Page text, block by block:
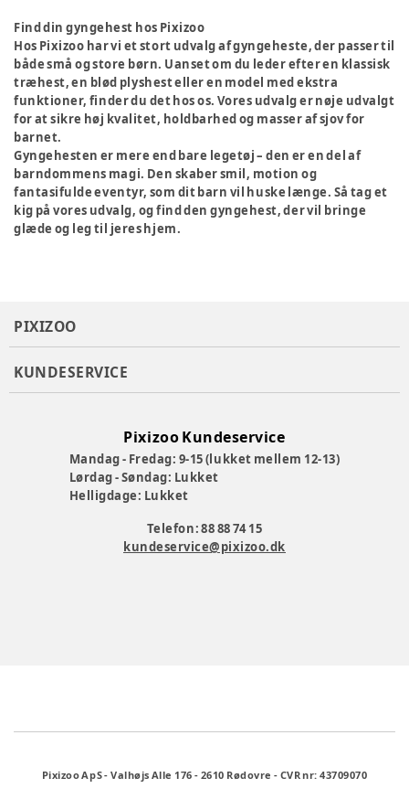
Find din gyngehest hos Pixizoo
Hos Pixizoo har vi et stort udvalg af gyngeheste, der passer til
både små og store børn. Uanset om du leder efter en klassisk
træhest, en blød plyshest eller en model med ekstra
funktioner, finder du det hos os. Vores udvalg er nøje udvalgt
for at sikre høj kvalitet, holdbarhed og masser af sjov for
barnet.
Gyngehesten er mere end bare legetøj – den er en del af
barndommens magi. Den skaber smil, motion og
fantasifulde eventyr, som dit barn vil huske længe. Så tag et
kig på vores udvalg, og find den gyngehest, der vil bringe
glæde og leg til jeres hjem.
PIXIZOO
KUNDESERVICE
Pixizoo Kundeservice
Mandag - Fredag: 9-15 (lukket mellem 12-13)
Lørdag - Søndag: Lukket
Helligdage: Lukket
Telefon: 88 88 74 15
kundeservice@pixizoo.dk
Pixizoo ApS-Valhøjs Alle 176 - 2610 Rødovre - CVR nr: 43709070